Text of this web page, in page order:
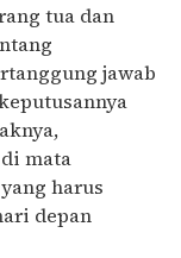
tua dan
jawab
mata
harus
depan